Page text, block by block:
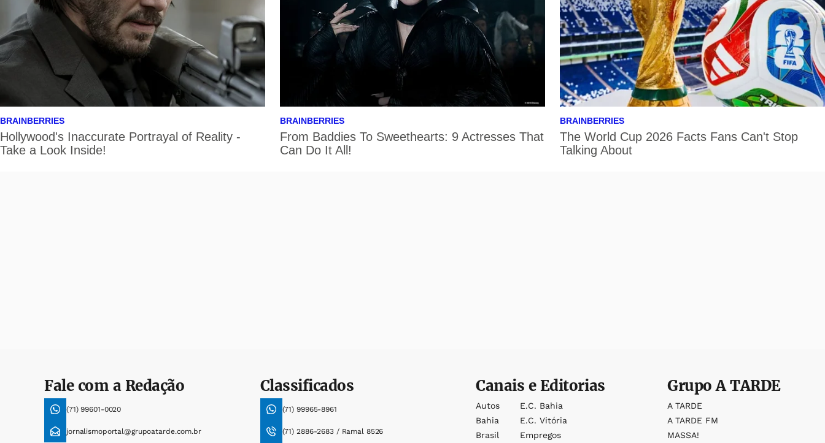
Fale com a Redação
(71) 99601-0020
jornalismoportal@grupoatarde.com.br
Classificados
(71) 99965-8961
(71) 2886-2683 / Ramal 8526
Canais e Editorias
Autos
Bahia
Brasil
E.c. Bahia
E.c. Vitória
Empregos
GrupoA TARDE
A TARDE
A TARDE FM
MASSA!